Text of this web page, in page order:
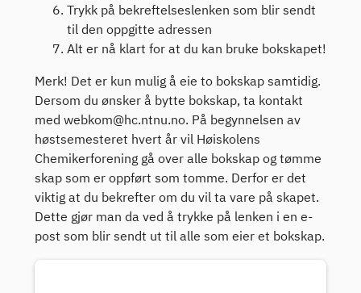
Trykk på bekreftelseslenken som blir sendt
til den oppgitte adressen
Alt er nå klart for at du kan bruke bokskapet!
Merk! Det er kun mulig å eie to bokskap samtidig.
Dersom du ønsker å bytte bokskap, ta kontakt
med webkom@hc.ntnu.no. På begynnelsen av
høstsemesteret hvert år vil Høiskolens
Chemikerforening gå over alle bokskap og tømme
skap som er oppført som tomme. Derfor er det
viktig at du bekrefter om du vil ta vare på skapet.
Dette gjør man da ved å trykke på lenken i en e-
post som blir sendt ut til alle som eier et bokskap.